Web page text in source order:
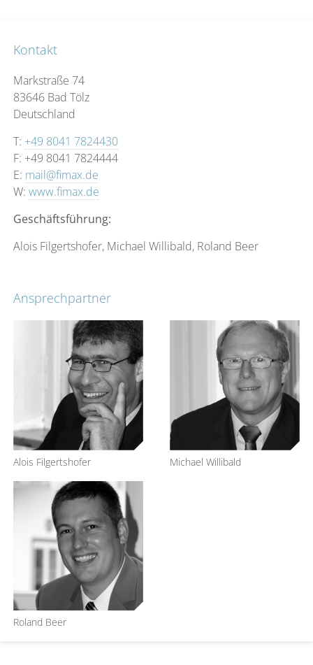
Kontakt
Markstraße 74
83646 Bad Tölz
Deutschland
T: +49 8041 7824430
F: +49 8041 7824444
E: mail@fimax.de
W:www.fimax.de
Geschäftsführung:
Alois Filgertshofer, Michael Willibald, Roland Beer
Ansprechpartner
Alois Filgertshofer Michael Willibald
Roland Beer